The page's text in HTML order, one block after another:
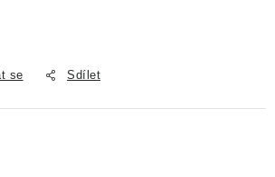
se Sdílet